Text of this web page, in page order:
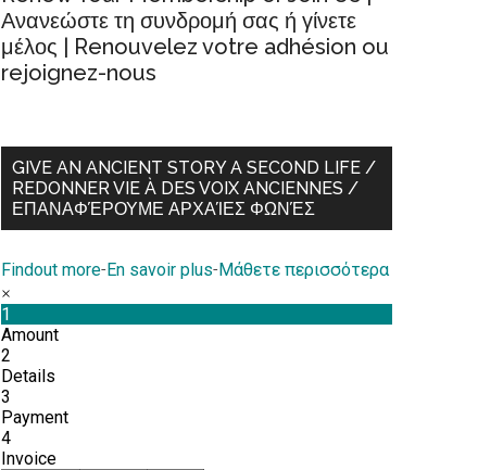
Ανανεώστε τη συνδρομή σας ή γίνετε
μέλος | Renouvelez votre adhésion ou
rejoignez-nous
GIVE AN ANCIENT STORY A SECOND LIFE /
REDONNER VIE À DES VOIX ANCIENNES /
ΕΠΑΝΑΦΈΡΟΥΜΕ ΑΡΧΑΊΕΣ ΦΩΝΈΣ
Findout more-En savoir plus-Μάθετε περισσότερα